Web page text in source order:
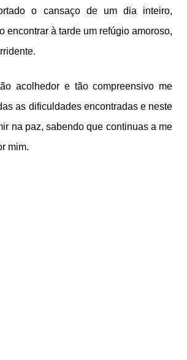
o cansaço de um dia inteiro,
encontrar à tarde um refúgio amoroso,
acolhedor e tão compreensivo me
as dificuldades encontradas e neste
na paz, sabendo que continuas a me
mim.